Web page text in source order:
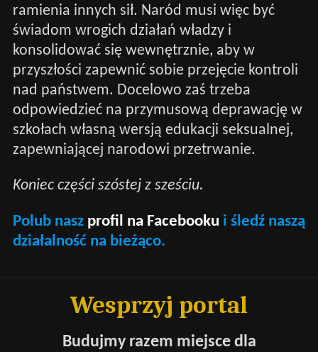
ramienia innych sił. Naród musi więc być
świadom wrogich działań władzy i
konsolidować się wewnętrznie, aby w
przyszłości zapewnić sobie przejęcie kontroli
nad państwem. Docelowo zaś trzeba
odpowiedzieć na przymusową deprawację w
szkołach własną wersją edukacji seksualnej,
zapewniającej narodowi przetrwanie.
Koniec części szóstej z sześciu.
Polub nasz profil na Facebooku i śledź naszą
działalność na bieżąco.
Wesprzyj portal
Budujmy razem miejsce dla